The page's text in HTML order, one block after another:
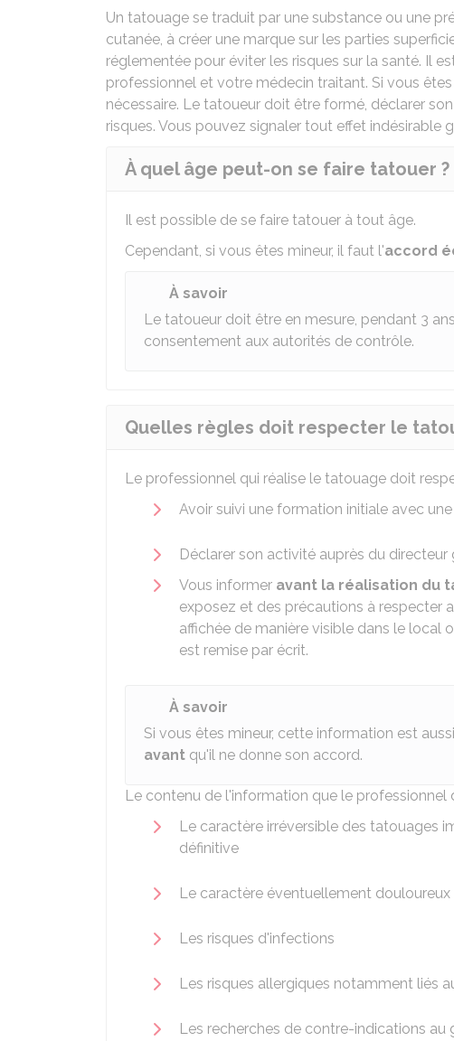
Un tatouage se traduit par une substance ou une
cutanée, à créer une marque sur les parties
réglementée pour éviter les risques sur la santé. Il
professionnel et votre médecin traitant. Si vous
nécessaire. Le tatoueur doit être formé, déclarer
risques. Vous pouvez signaler tout effet indésirable
À quel âge peut-on se faire tatouer ?
Il est possible de se faire tatouer à tout âge.
Cependant, si vous êtes mineur, il faut l'accord
À savoir
Le tatoueur doit être en mesure, pendant 3
consentement aux autorités de contrôle.
Quelles règles doit respecter le
Le professionnel qui réalise le tatouage doit
Avoir suivi une formation initiale avec
Déclarer son activité auprès du directeur
Vous informer avant la réalisation du
exposez et des précautions à respecter
affichée de manière visible dans le local
est remise par écrit.
À savoir
Si vous êtes mineur, cette information est
avant qu'il ne donne son accord.
Le contenu de l'information que le
Le caractère irréversible des tatouages
définitive
Le caractère éventuellement douloureux
Les risques d'infections
Les risques allergiques notamment liés
Les recherches de contre-indications au